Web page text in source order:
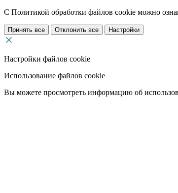
С Политикой обработки файлов cookie можно
Принять все Отклонить все Настройки
Настройки файлов cookie
Использование файлов cookie
Вы можете просмотреть информацию об